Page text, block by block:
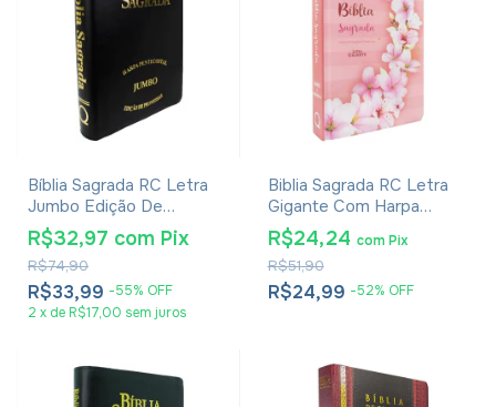
Bíblia Sagrada RC Letra
Jumbo Edição De
Promessas Capa Zíper
Preta
R$33,99 -55% OFF
R$74,90
R$32,97 com Pix
2 x de R$17,00 sem juros
Biblia Sagrada RC Letra
Gigante Com Harpa
Avivada E Corinhos Capa
Dura Ramos Flores
R$24,99 -52% OFF
R$51,90
R$24,24 com Pix